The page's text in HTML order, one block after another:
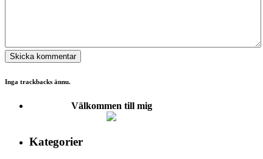
Inga trackbacks ännu.
Välkommen till mig
Kategorier